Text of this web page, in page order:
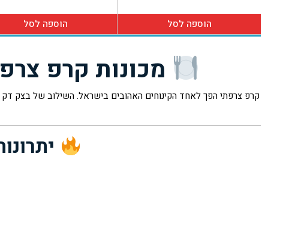
הוספה לסל הוספה לסל
מכונות קרפ
קרפ צרפתי הפך לאחד הקינוחים האהובים בישראל. השילוב של בצק דק